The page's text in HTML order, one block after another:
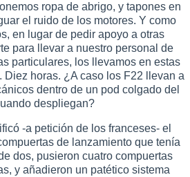
ropa de abrigo, y tapones en
el ruido de los motores. Y como
en lugar de pedir apoyo a otras
para llevar a nuestro personal de
particulares, los llevamos en estas
Diez horas. ¿A caso los F22 llevan a
dentro de un pod colgado del
despliegan?
-a petición de los franceses- el
de lanzamiento que tenía
dos, pusieron cuatro compuertas
y añadieron un patético sistema